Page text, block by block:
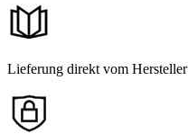
Lieferung direkt vom Hersteller